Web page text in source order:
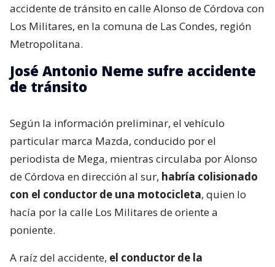
accidente de tránsito en calle Alonso de Córdova con
Los Militares, en la comuna de Las Condes, región
Metropolitana.
José Antonio Neme sufre accidente
de tránsito
Según la información preliminar, el vehículo
particular marca Mazda, conducido por el
periodista de Mega, mientras circulaba por Alonso
de Córdova en dirección al sur, habría colisionado
con el conductor de una motocicleta, quien lo
hacía por la calle Los Militares de oriente a
poniente.
A raíz del accidente, el conductor de la